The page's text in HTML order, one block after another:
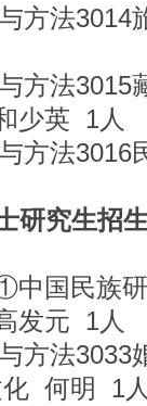
方法3014
方法3015
少英 1人
方法3016
研究生招
中国民族
发元 1人
方法3033
化 何明 1